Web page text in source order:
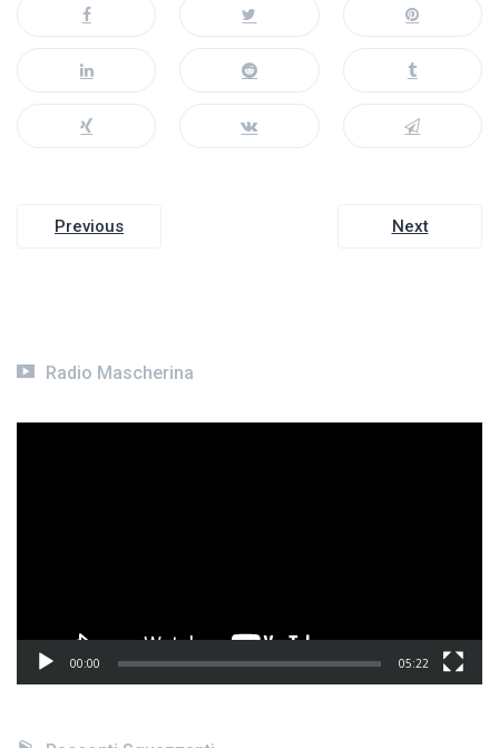
Navigazione
Previous Next
Radio Mascherina
00:00 05:22